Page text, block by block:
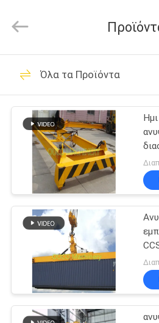
ΣΠΊΤΙ
ΠΡΟΪΌΝΤΑ
ΒΊΝΤΕΟ
ΣΧΕΤΙΚΆ
ΜΕ
ΕΜΆΣ
ΕΠΙΣΚΈΨΕΙΣ
ΣΤΟ
ΕΡΓΟΣΤΆΣΙΟ
GROUP
Rights
Κάδος
γερανών
Μηχανικός
αρπαγών
Όλα τα Προϊόντα